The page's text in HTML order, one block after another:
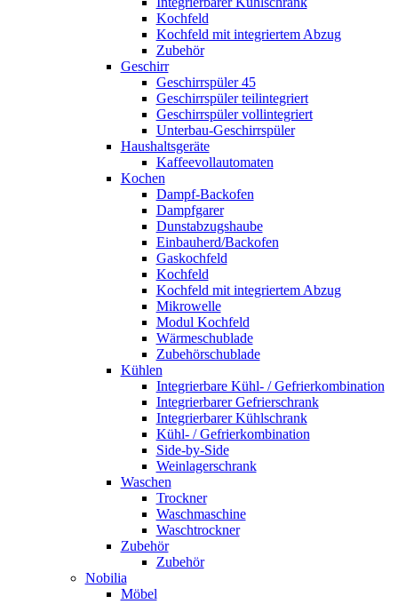
Kochfeld
Kochfeld mit integriertem Abzug
Zubehör
Geschirr
Geschirrspüler 45
Geschirrspüler teilintegriert
Geschirrspüler vollintegriert
Unterbau-Geschirrspüler
Haushaltsgeräte
Kaffeevollautomaten
Kochen
Dampf-Backofen
Dampfgarer
Dunstabzugshaube
Einbauherd/Backofen
Gaskochfeld
Kochfeld
Kochfeld mit integriertem Abzug
Mikrowelle
Modul Kochfeld
Wärmeschublade
Zubehörschublade
Kühlen
Integrierbare Kühl- / Gefrierkombination
Integrierbarer Gefrierschrank
Integrierbarer Kühlschrank
Kühl- / Gefrierkombination
Side-by-Side
Weinlagerschrank
Waschen
Trockner
Waschmaschine
Waschtrockner
Zubehör
Zubehör
Nobilia
Möbel